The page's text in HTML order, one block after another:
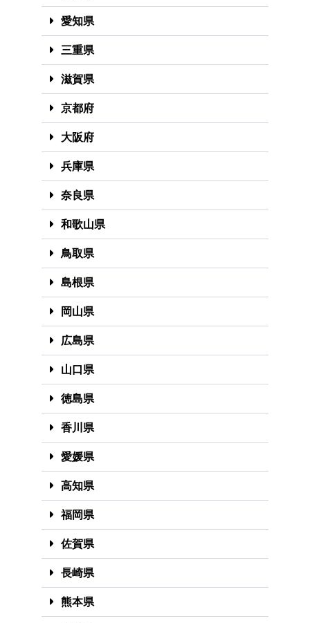
愛知県
三重県
滋賀県
京都府
大阪府
兵庫県
奈良県
和歌山県
鳥取県
島根県
岡山県
広島県
山口県
徳島県
香川県
愛媛県
高知県
福岡県
佐賀県
長崎県
熊本県